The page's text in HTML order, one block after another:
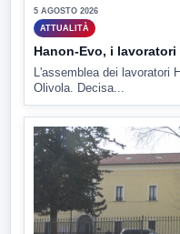
5 AGOSTO 2026
ATTUALITÀ
Hanon-Evo, i
L'assemblea dei lavoratori
Olivola. Decisa...